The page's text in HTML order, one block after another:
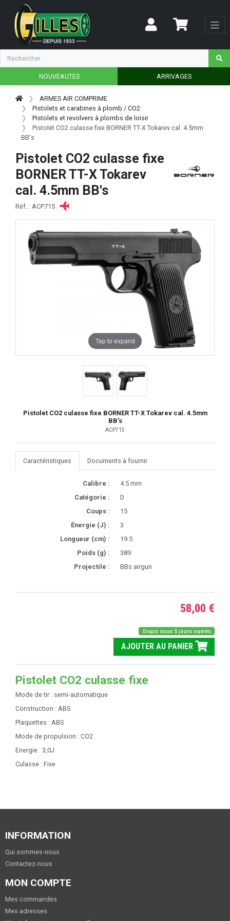
NOUVEAUTES ARRIVAGES
ARMES AIR COMPRIME
Pistolets et carabines à plomb / CO2
Pistolets et revolvers à plombs de loisir
Pistolet CO2 culasse fixe BORNER TT-X Tokarev cal. 4.5mm
BB's
Pistolet CO2 culasse fixe
BORNER TT-X Tokarev
cal. 4.5mm BB's
Réf. : ACP715
Tap to expand
Pistolet CO2 culasse fixe BORNER TT-X Tokarev cal. 4.5mm
BB's
ACP715
Caractéristiques Documents à fournir
Calibre :
4.5 mm
Catégorie :
D
Coups :
15
Énergie (J) :
3
Longueur (cm) :
19.5
Poids (g) :
389
Projectile :
BBs airgun
58,00 €
Dispo sous 5 jours ouvrés
AJOUTER AU PANIER
Pistolet CO2 culasse fixe
Mode de tir : semi-automatique
Construction : ABS
Plaquettes : ABS
Mode de propulsion : CO2
Energie : 3,0J
Culasse : Fixe
INFORMATION
Qui sommes-nous
Contactez-nous
MON COMPTE
Mes commandes
Mes adresses